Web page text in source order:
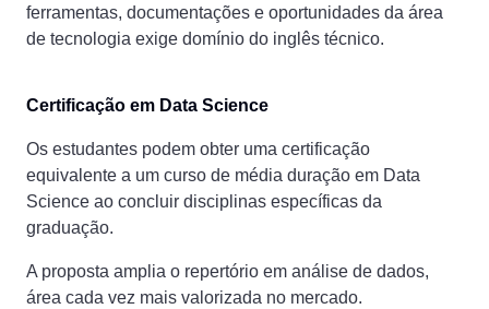
ferramentas, documentações e oportunidades da área
de tecnologia exige domínio do inglês técnico.
Certificação em Data Science
Os estudantes podem obter uma certificação
equivalente a um curso de média duração em Data
Science ao concluir disciplinas específicas da
graduação.
A proposta amplia o repertório em análise de dados,
área cada vez mais valorizada no mercado.